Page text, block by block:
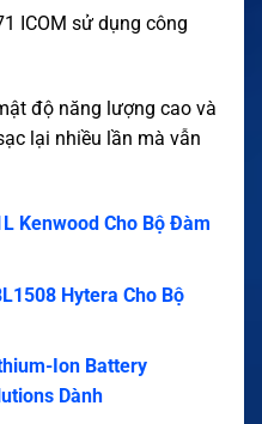
ICOM sử dụng công
độ năng lượng cao và
lại nhiều lần mà vẫn
Kenwood Cho Bộ Đàm
Hytera Cho Bộ
Ion Battery
Dành